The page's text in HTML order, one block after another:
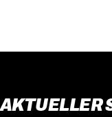
AKTUELLER